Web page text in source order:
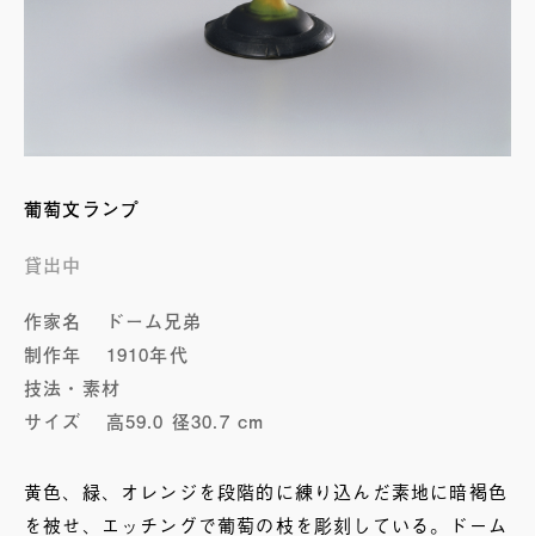
葡萄文ランプ
貸出中
作家名
ドーム兄弟
制作年
1910年代
技法・素材
サイズ
高59.0 径30.7 cm
黄色、緑、オレンジを段階的に練り込んだ素地に暗褐色
を被せ、エッチングで葡萄の枝を彫刻している。ドーム